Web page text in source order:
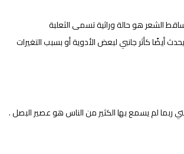
الشعر هو حالة وراثية تسمى الثعلبة
أيضًا كأثر جانبي لبعض الأدوية أو بسبب التغيرات
ربما لم يسمع بها الكثير من الناس هو عصير البصل .